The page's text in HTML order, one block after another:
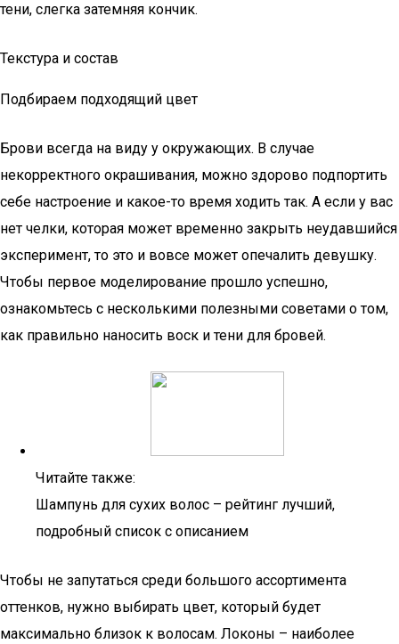
тени, слегка затемняя кончик.
Текстура и состав
Подбираем подходящий цвет
Брови всегда на виду у окружающих. В случае
некорректного окрашивания, можно здорово подпортить
себе настроение и какое-то время ходить так. А если у вас
нет челки, которая может временно закрыть неудавшийся
эксперимент, то это и вовсе может опечалить девушку.
Чтобы первое моделирование прошло успешно,
ознакомьтесь с несколькими полезными советами о том,
как правильно наносить воск и тени для бровей.
Читайте также:
Шампунь для сухих волос – рейтинг лучший,
подробный список с описанием
Чтобы не запутаться среди большого ассортимента
оттенков, нужно выбирать цвет, который будет
максимально близок к волосам. Локоны – наиболее